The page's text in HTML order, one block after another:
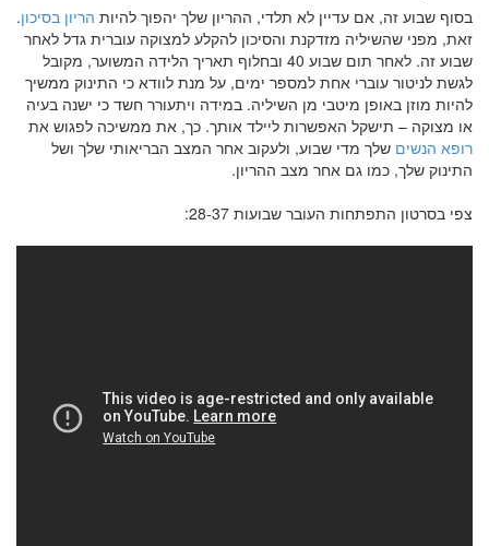
בסוף שבוע זה, אם עדיין לא תלדי, ההריון שלך יהפוך להיות הריון בסיכון.
זאת, מפני שהשיליה מזדקנת והסיכון להקלע למצוקה עוברית גדל לאחר
שבוע זה. לאחר תום שבוע 40 ובחלוף תאריך הלידה המשוער, מקובל
לגשת לניטור עוברי אחת למספר ימים, על מנת לוודא כי התינוק ממשיך
להיות מוזן באופן מיטבי מן השיליה. במידה ויתעורר חשד כי ישנה בעיה
או מצוקה – תישקל האפשרות ליילד אותך. כך, את ממשיכה לפגוש את
רופא הנשים שלך מדי שבוע, ולעקוב אחר המצב הבריאותי שלך ושל
התינוק שלך, כמו גם אחר מצב ההריון.
צפי בסרטון התפתחות העובר שבועות 28-37: